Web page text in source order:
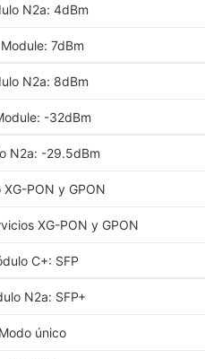
N2a: 4dBm
7dBm
N2a: 8dBm
-32dBm
N2a: -29.5dBm
XG-PON y GPON
XG-PON y GPON
C+: SFP
N2a: SFP+
Modo único